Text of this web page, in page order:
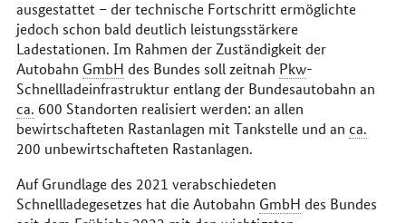
ausgestattet – der technische Fortschritt ermöglichte
jedoch schon bald deutlich leistungsstärkere
Ladestationen. Im Rahmen der Zuständigkeit der
Autobahn GmbH des Bundes soll zeitnah Pkw-
Schnellladeinfrastruktur entlang der Bundesautobahn an
ca. 600 Standorten realisiert werden: an allen
bewirtschafteten Rastanlagen mit Tankstelle und an ca.
200 unbewirtschafteten Rastanlagen.
Auf Grundlage des 2021 verabschiedeten
Schnellladegesetzes hat die Autobahn GmbH des Bundes